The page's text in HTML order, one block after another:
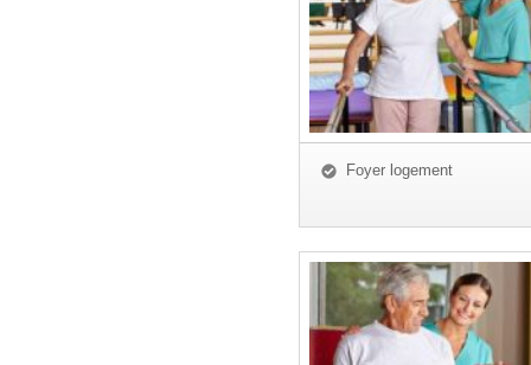
Foyer logement